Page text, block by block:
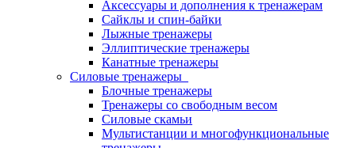
Аксессуары и дополнения к тренажерам
Сайклы и спин-байки
Лыжные тренажеры
Эллиптические тренажеры
Канатные тренажеры
Силовые тренажеры
Блочные тренажеры
Тренажеры со свободным весом
Силовые скамьи
Мультистанции и многофункциональные